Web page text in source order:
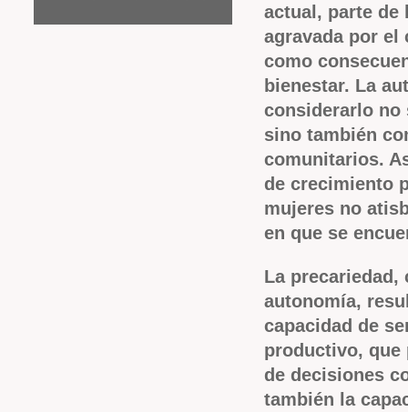
actual, parte de
agravada por el
como
bienestar. La
considerarlo no
sino también
comunitarios.
de crecimiento
mujeres no
en que se
La precariedad,
autonomía,
capacidad de
productivo, que
de decisiones
también la